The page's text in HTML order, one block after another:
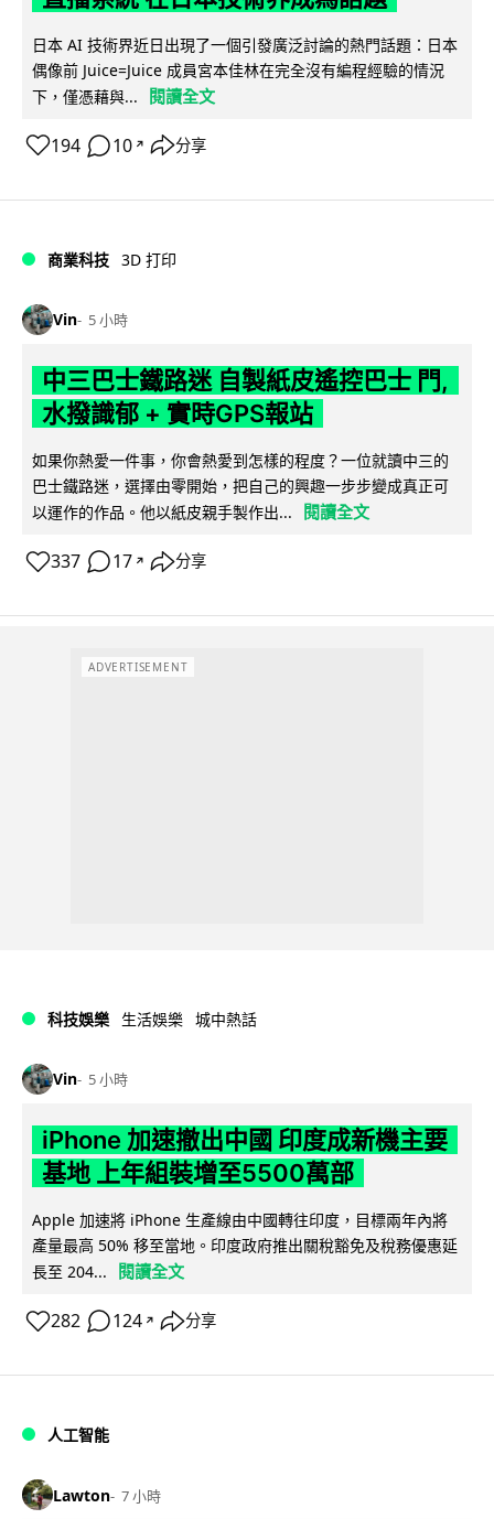
日本 AI 技術界近日出現了一個引發廣泛討論的熱門話題：日本
偶像前 Juice=Juice 成員宮本佳林在完全沒有編程經驗的情況
下，僅憑藉與...
閱讀全文
194 10 ↗ 分享
商業科技 3D 打印
Vin 5 小時
中三巴士鐵路迷 自製紙皮遙控巴士 門,
水撥識郁 + 實時GPS報站
如果你熱愛一件事，你會熱愛到怎樣的程度？一位就讀中三的
巴士鐵路迷，選擇由零開始，把自己的興趣一步步變成真正可
以運作的作品。他以紙皮親手製作出...
閱讀全文
337 17 ↗ 分享
ADVERTISEMENT
科技娛樂 生活娛樂 城中熱話
Vin 5 小時
iPhone 加速撤出中國 印度成新機主要
基地 上年組裝增至5500萬部
Apple 加速將 iPhone 生產線由中國轉往印度，目標兩年內將
產量最高 50% 移至當地。印度政府推出關稅豁免及稅務優惠延
長至 204...
閱讀全文
282 124 ↗ 分享
人工智能
Lawton 7 小時